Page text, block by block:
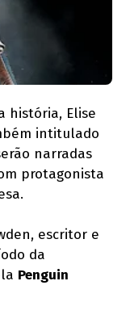
história, Elise
intitulado
narradas
protagonista
escritor e
da
Penguin